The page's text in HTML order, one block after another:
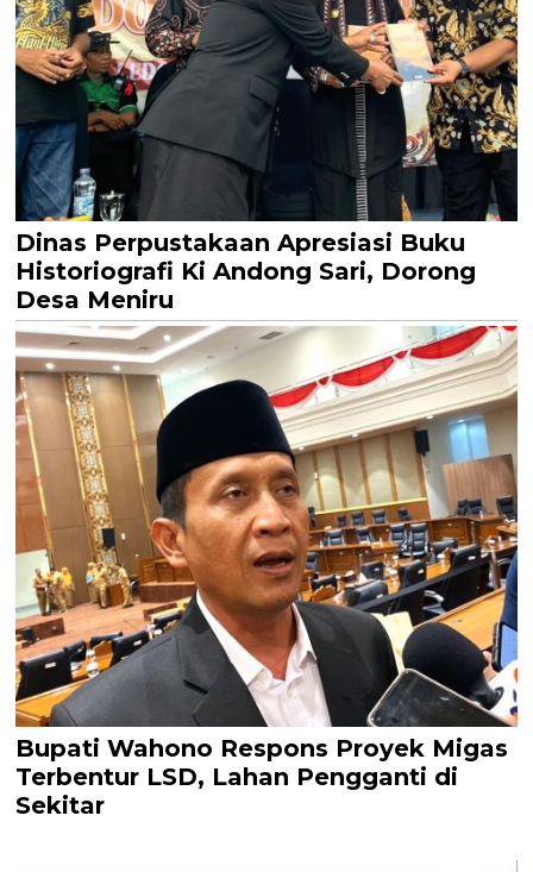
Dinas Perpustakaan Apresiasi Buku
Historiografi Ki Andong Sari, Dorong
Desa Meniru
Bupati Wahono Respons Proyek Migas
Terbentur LSD, Lahan Pengganti di
Sekitar